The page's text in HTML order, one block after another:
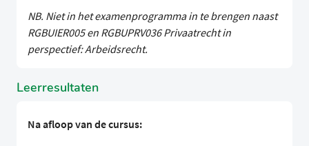
NB. Niet in het examenprogramma in te brengen naast
RGBUIER005 en RGBUPRV036 Privaatrecht in
perspectief: Arbeidsrecht.
Leerresultaten
Na afloop van de cursus: